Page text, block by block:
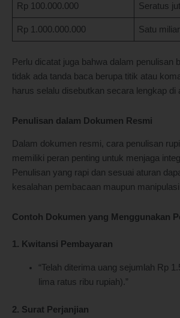
Rp 100.000.000 Seratus
Rp 1.000.000.000 Satu
Perlu dicatat juga bahwa dalam penulisan
tidak ada tanda baca berupa titik atau
harus selalu disebutkan secara lengkap di
Penulisan dalam Dokumen Resmi
Dalam dokumen resmi, cara penulisan
memiliki peran penting untuk menjaga
Penulisan yang rapi dan sesuai aturan
kesalahan pembacaan maupun
Contoh Dokumen yang Menggunakan
1. Kwitansi Pembayaran
“Telah diterima uang sejumlah Rp
lima ratus ribu rupiah).”
2. Surat Perjanjian